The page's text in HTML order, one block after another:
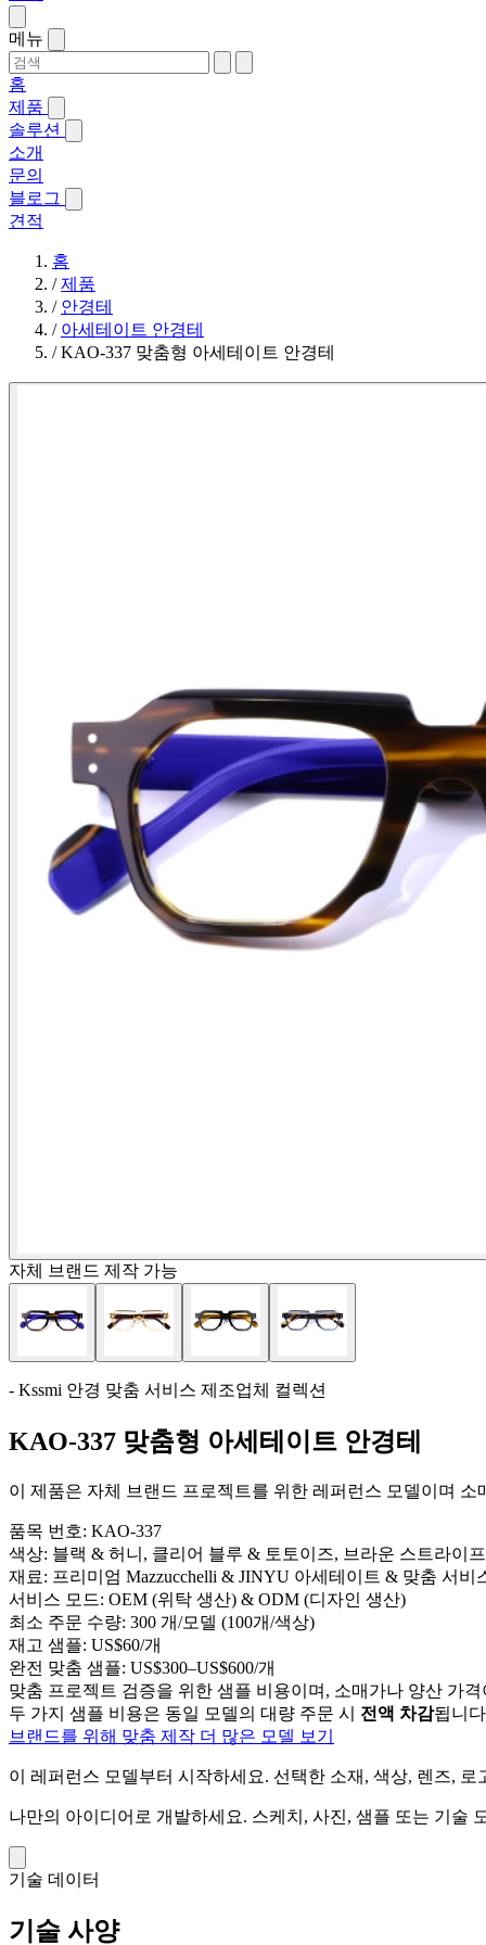
메뉴
홈
제품
솔루션
소개
문의
블로그
견적
홈
/제품
/ 안경테
/ 아세테이트 안경테
/KAO-337 맞춤형 아세테이트 안경테
자체 브랜드 제작 가능
- Kssmi 안경 맞춤 서비스 제조업체 컬렉션
KAO-337 맞춤형 아세테이트 안경테
이 제품은 자체 브랜드 프로젝트를 위한 레퍼런스 모델이며
품목 번호: KAO-337
색상: 블랙 & 허니, 클리어 블루 & 토토이즈, 브라운 스트라이
재료: 프리미엄 Mazzucchelli & JINYU 아세테이트 & 맞춤 서비
서비스 모드: OEM (위탁 생산) & ODM (디자인 생산)
최소 주문 수량: 300 개/모델 (100개/색상)
재고 샘플: US$60/개
완전 맞춤 샘플: US$300–US$600/개
맞춤 프로젝트 검증을 위한 샘플 비용이며, 소매가나 양산 가
두 가지 샘플 비용은 동일 모델의 대량 주문 시 전액 차감됩니
브랜드를 위해 맞춤 제작 더 많은 모델 보기
이 레퍼런스 모델부터 시작하세요. 선택한 소재, 색상, 렌즈, 로
나만의 아이디어로 개발하세요. 스케치, 사진, 샘플 또는 기술
기술 데이터
기술 사양